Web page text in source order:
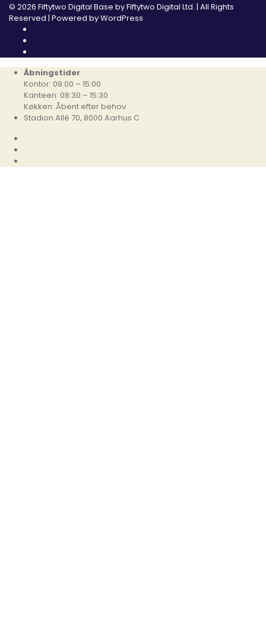
© 2026 Fiftytwo Digital Base byFiftytwo Digital Ltd. | All Rights
Reserved | Powered byWordPress
Åbningstider
Kontor: 09:00 – 15:00
Kanteen: 08:30 – 15:30
Køkken: Åbent efter behov
Stadion Allé 70, 8000 Aarhus C